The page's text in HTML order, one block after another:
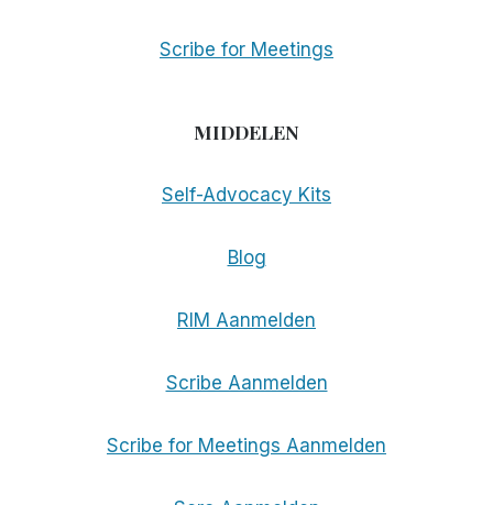
Scribe for Meetings
MIDDELEN
Self-Advocacy Kits
Blog
RIM Aanmelden
Scribe Aanmelden
Scribe for Meetings Aanmelden